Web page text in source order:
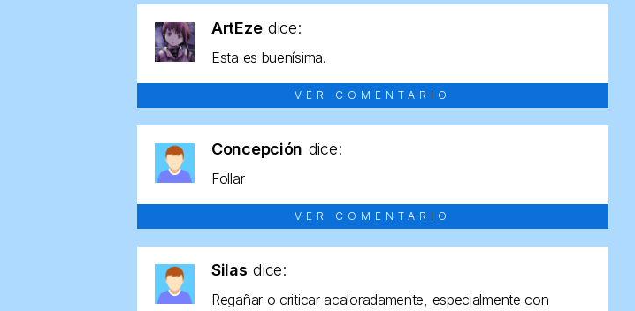
ArtEze dice:
Esta es buenísima.
VER COMENTARIO
Concepción dice:
Follar
VER COMENTARIO
Silas dice:
Regañar o criticar acaloradamente, especialmente con